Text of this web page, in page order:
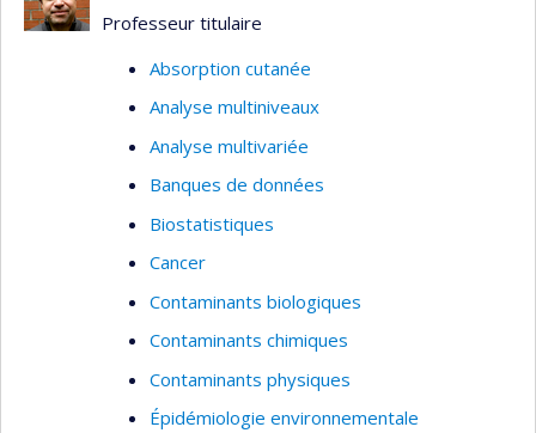
Professeur titulaire
Absorption cutanée
Analyse multiniveaux
Analyse multivariée
Banques de données
Biostatistiques
Cancer
Contaminants biologiques
Contaminants chimiques
Contaminants physiques
Épidémiologie environnementale